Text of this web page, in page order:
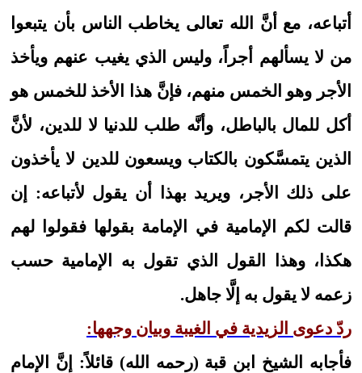
أتباعه، مع أنَّ الله تعالى يخاطب الناس بأن يتبعوا
من لا يسألهم أجراً، وليس الذي يغيب عنهم ويأخذ
الأجر وهو الخمس منهم، فإنَّ هذا الأخذ للخمس هو
أكل للمال بالباطل، وأنَّه طلب للدنيا لا للدين، لأنَّ
الذين يتمسَّكون بالكتاب ويسعون للدين لا يأخذون
على ذلك الأجر، ويريد بهذا أن يقول لأتباعه: إن
قالت لكم الإمامية في الإمامة بقولها فقولوا لهم
هكذا، وهذا القول الذي تقول به الإمامية حسب
زعمه لا يقول به إلَّا جاهل.
ردّ دعوى الزيدية في الغيبة وبيان وجهها:
فأجابه الشيخ ابن قبة (رحمه الله) قائلاً: إنَّ الإمام